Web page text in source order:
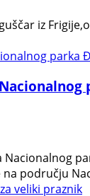
iz
području